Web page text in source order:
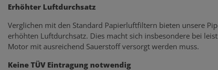
Erhöhter Luftdurchsatz
Verglichen mit den Standard Papierluftfiltern bieten unsere
erhöhten Luftdurchsatz. Dies macht sich insbesondere bei
Motor mit ausreichend Sauerstoff versorgt werden muss.
Keine TÜV Eintragung notwendig